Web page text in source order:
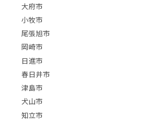
大府市
小牧市
尾張旭市
岡崎市
日進市
春日井市
津島市
犬山市
知立市